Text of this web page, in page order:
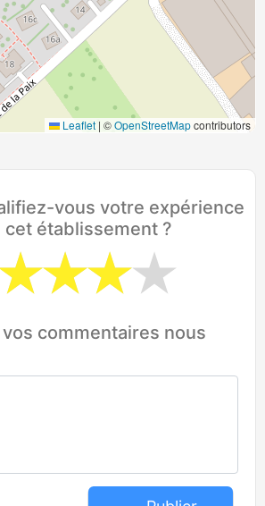
Leaflet | ©OpenStreetMapcontributors
vous votre expérience
cet établissement ?
commentaires nous